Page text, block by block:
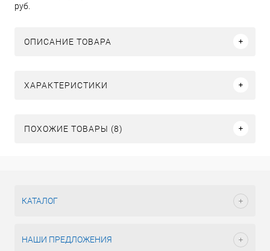
руб.
ОПИСАНИЕ ТОВАРА
ХАРАКТЕРИСТИКИ
ПОХОЖИЕ ТОВАРЫ (8)
КАТАЛОГ
НАШИ ПРЕДЛОЖЕНИЯ